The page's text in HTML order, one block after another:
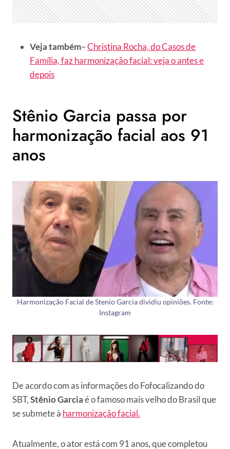
Veja também–Christina Rocha, do Casos de
Família, faz harmonização facial: veja o antes e
depois
Stênio Garcia passa por
harmonização facial aos 91
anos
Harmonização Facial de Stenio Garcia dividiu opiniões. Fonte:
Instagram
De acordo com as informações do Fofocalizando do
SBT,Stênio Garciaé o famoso mais velho do Brasil que
se submete à harmonização facial.
Atualmente, o ator está com 91 anos, que completou